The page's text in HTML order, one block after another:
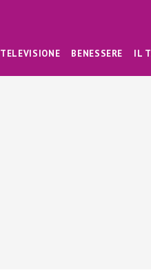
TELEVISIONE BENESSERE IL